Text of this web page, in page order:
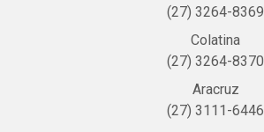
(27) 3264-8369
Colatina
(27) 3264-8370
Aracruz
(27) 3111-6446